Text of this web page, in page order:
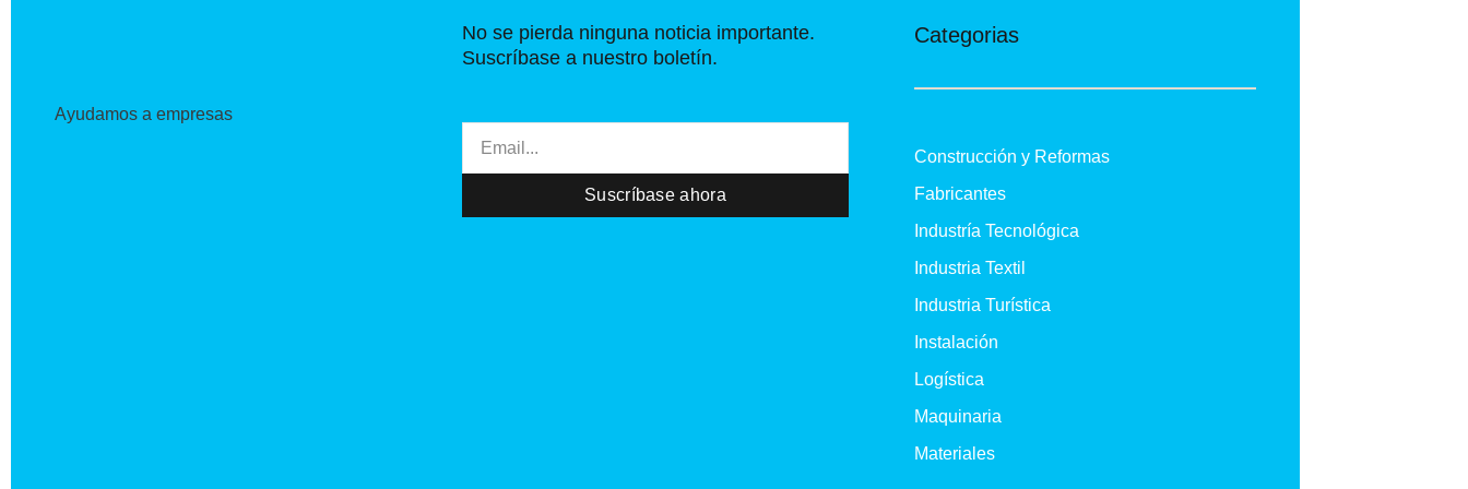
k
-
e
r
a
Ayudamos a empresas
No se pierda ninguna noticia importante.
Suscríbase a nuestro boletín.
Suscríbase ahora
Categorias
Construcción y Reformas
Fabricantes
Industría Tecnológica
Industria Textil
Industria Turística
Instalación
Logística
Maquinaria
Materiales